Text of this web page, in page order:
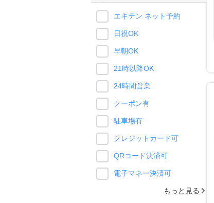
エキテン ネット予約
日祝OK
早朝OK
21時以降OK
24時間営業
クーポン有
駐車場有
クレジットカード可
QRコード決済可
電子マネー決済可
もっと見る